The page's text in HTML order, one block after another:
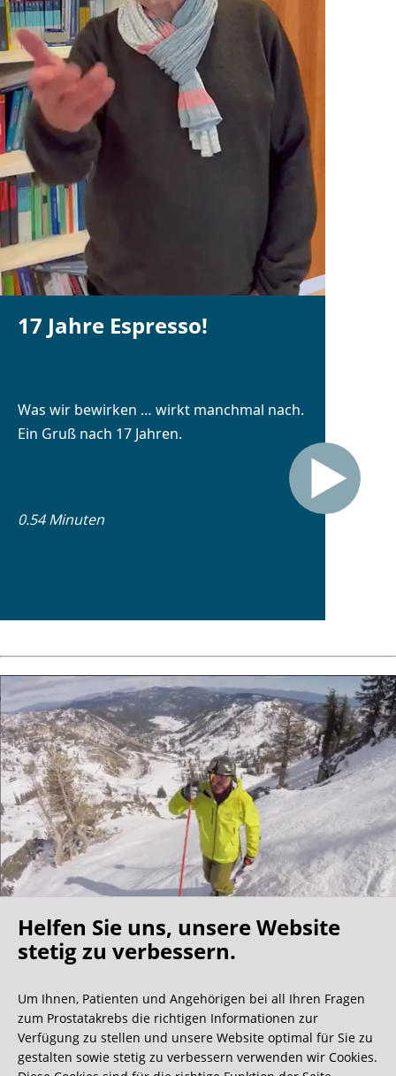
17 Jahre Espresso!
Was wir bewirken … wirkt manchmal nach.
Ein Gruß nach 17 Jahren.
0.54 Minuten
Oh what a ride!
Wir bekommen ja viele tolle Gästebucheinträge,
aber dieser ist doch sehr ungewöhnlich.
Helfen Sie uns, unsere Website
stetig zu verbessern.
Um Ihnen, Patienten und Angehörigen bei all Ihren Fragen
zum Prostatakrebs die richtigen Informationen zur
Verfügung zu stellen und unsere Website optimal für Sie zu
gestalten sowie stetig zu verbessern verwenden wir Cookies.